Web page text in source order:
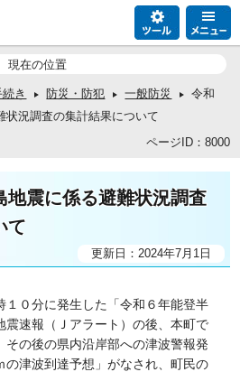
現在の位置
き 防災・防犯 一般防災
令和
状況調査の集計結果について
ページID：8000
地震に係る避難状況調査
て
更新日：2024年7月1日
１０分に発生した「令和６年能登半
震速報（Ｊアラート）の後、本町で
その後の県内沿岸部への津波警報発
の津波到達予想」がなされ、町民の